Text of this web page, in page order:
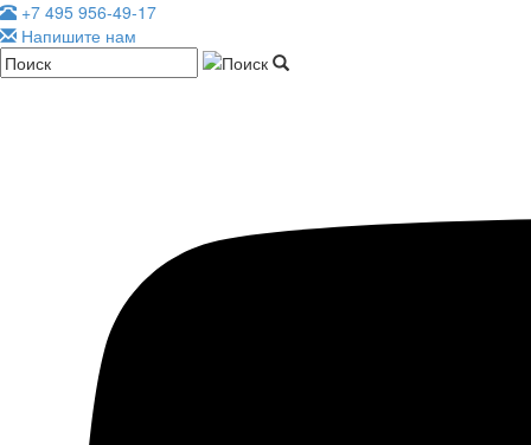
+7 495 956-49-17
Напишите нам